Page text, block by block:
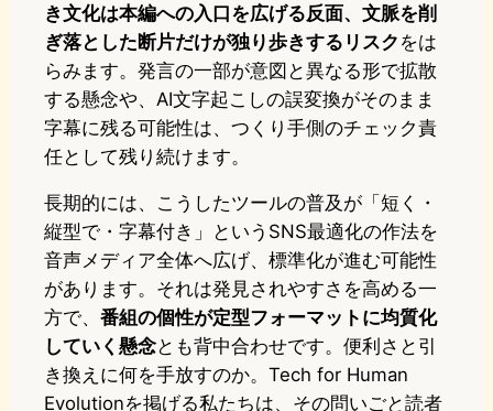
き文化は本編への入口を広げる反面、文脈を削
ぎ落とした断片だけが独り歩きするリスク をは
らみます。発言の一部が意図と異なる形で拡散
する懸念や、AI文字起こしの誤変換がそのまま
字幕に残る可能性は、つくり手側のチェック責
任として残り続けます。
長期的には、こうしたツールの普及が「短く・
縦型で・字幕付き」というSNS最適化の作法を
音声メディア全体へ広げ、標準化が進む可能性
があります。それは発見されやすさを高める一
方で、 番組の個性が定型フォーマットに均質化
していく懸念とも背中合わせです。便利さと引
き換えに何を手放すのか。Tech for Human
Evolutionを掲げる私たちは、その問いごと読者